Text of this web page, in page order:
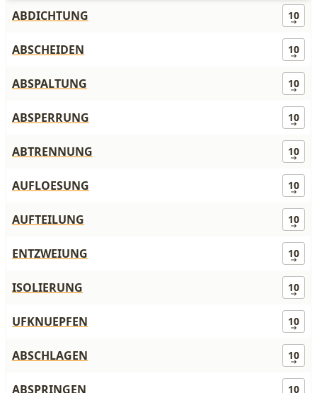
ABDICHTUNG
10
ABSCHEIDEN 10
ABSPALTUNG 10
ABSPERRUNG 10
ABTRENNUNG 10
AUFLOESUNG 10
AUFTEILUNG 10
ENTZWEIUNG 10
ISOLIERUNG 10
UFKNUEPFEN 10
ABSCHLAGEN 10
ABSPRINGEN 10